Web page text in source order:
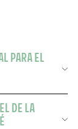
PARA EL
DE LA